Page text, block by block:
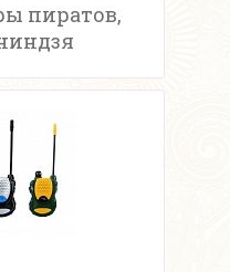
пиратов,